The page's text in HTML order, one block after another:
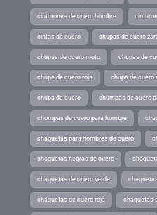
cinturones de cuero hombre
cintas de cuero chupas de cuero
chupas de cuero moto chupas de
chupa de cuero roja chupa de cuero
chupa de cuero chumpas de cuero
chompas de cuero para hombre
chaquetas para hombres de cuero
chaquetas negras de cuero
chaquetas de cuero verde
chaquetas de cuero roja chaquetas